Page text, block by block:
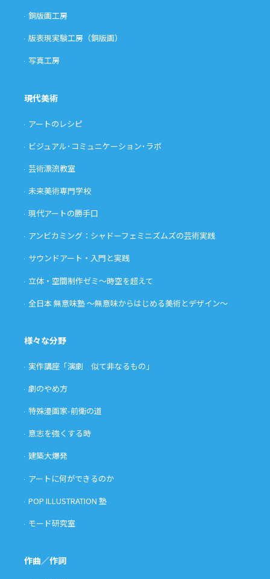
銅版画工房
版表現実験工房（銅版画）
写真工房
現代美術
アートのレシピ
ビジュアル･コミュニケーション･ラボ
芸術漂流教室
未来美術専門学校
現代アートの勝手口
アンビカミング：シャドーフェミニズムズの芸術実践
サウンドアート・入門と実践
立体・空間制作ゼミ〜時空を超えて
全日本 無意味塾 〜無意味からはじめる美術とデザイン〜
様々な分野
実作講座「演劇 似て非なるもの」
劇のやめ方
特殊漫画家-前衛の道
意志を強くする時
建築大爆発
アートに何ができるのか
POP ILLUSTRATION 塾
モード研究室
作曲／作詞